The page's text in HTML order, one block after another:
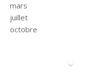
mars
juillet
octobre